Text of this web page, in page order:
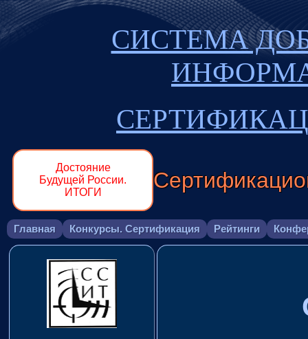
СИСТЕМА
Достояние
Будущей России.
ИТОГИ
Главная Конкурсы. Сертификация Рейтинги